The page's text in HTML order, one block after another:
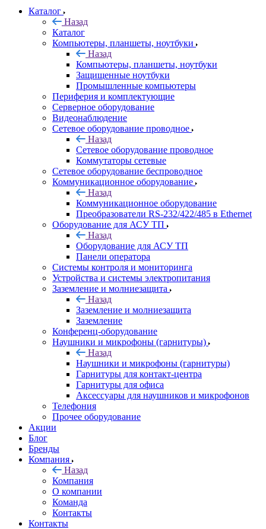
Каталог
Назад
Каталог
Компьютеры, планшеты, ноутбуки
Назад
Компьютеры, планшеты, ноутбуки
Защищенные ноутбуки
Промышленные компьютеры
Периферия и комплектующие
Серверное оборудование
Видеонаблюдение
Сетевое оборудование проводное
Назад
Сетевое оборудование проводное
Коммутаторы сетевые
Сетевое оборудование беспроводное
Коммуникационное оборудование
Назад
Коммуникационное оборудование
Преобразователи RS-232/422/485 в Ethernet
Оборудование для АСУ ТП
Назад
Оборудование для АСУ ТП
Панели оператора
Системы контроля и мониторинга
Устройства и системы электропитания
Заземление и молниезащита
Назад
Заземление и молниезащита
Заземление
Конференц-оборудование
Наушники и микрофоны (гарнитуры)
Назад
Наушники и микрофоны (гарнитуры)
Гарнитуры для контакт-центра
Гарнитуры для офиса
Аксессуары для наушников и микрофонов
Телефония
Прочее оборудование
Акции
Блог
Бренды
Компания
Назад
Компания
О компании
Команда
Контакты
Контакты